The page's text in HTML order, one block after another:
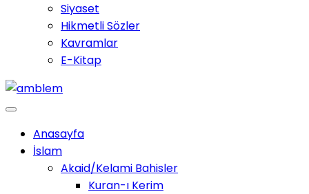
Siyaset
Hikmetli Sözler
Kavramlar
E-Kitap
Anasayfa
İslam
Akaid/Kelami Bahisler
Kuran-ı Kerim